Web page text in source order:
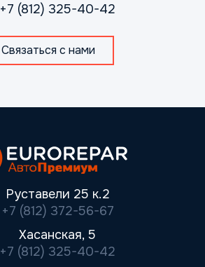
+7 (812) 325-40-42
Связаться с нами
Руставели 25 к.2
+7 (812) 372-56-67
Хасанская, 5
+7 (812) 325-40-42